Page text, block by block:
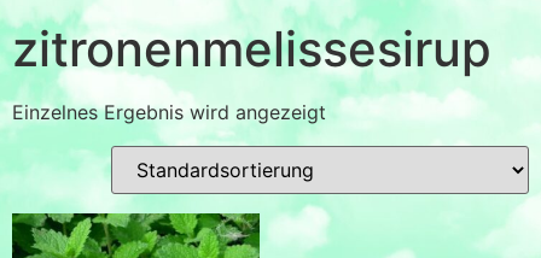
zitronenmelissesirup
Einzelnes Ergebnis wird angezeigt